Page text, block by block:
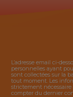
L’adresse email ci-
personnelles ayant
sont collectées sur la
tout moment. Les
strictement
compter du dernier